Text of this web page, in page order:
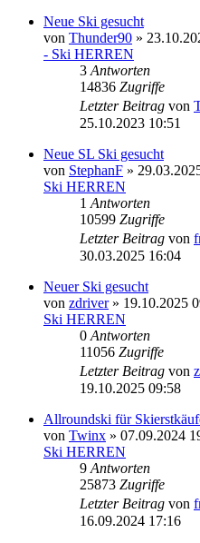
Neue Ski gesucht
von Thunder90 »
- Ski HERREN
3 Antworten
14836 Zugriffe
Letzter Beitrag von
25.10.2023 10:51
Neue SL Ski gesucht
von StephanF »
Ski HERREN
1 Antworten
10599 Zugriffe
Letzter Beitrag von
30.03.2025 16:04
Neuer Ski gesucht
von zdriver» 19.10.2025
Ski HERREN
0 Antworten
11056 Zugriffe
Letzter Beitrag von
19.10.2025 09:58
Allroundski für
von Twinx » 07.09.2024
Ski HERREN
9 Antworten
25873 Zugriffe
Letzter Beitrag von
16.09.2024 17:16